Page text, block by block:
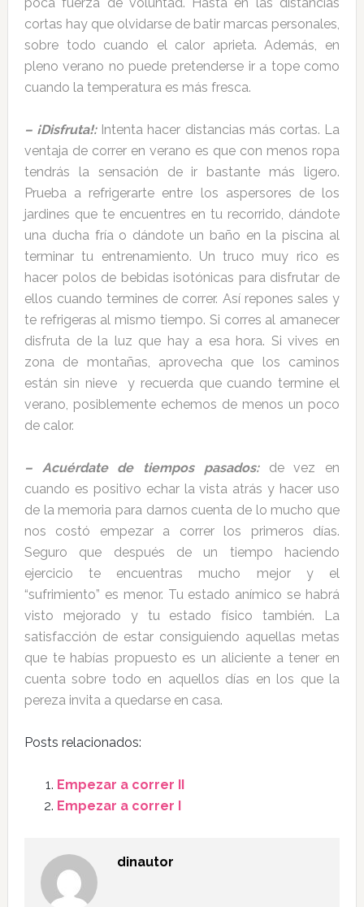
cortas hay que olvidarse de batir marcas personales,
sobre todo cuando el calor aprieta. Además, en
pleno verano no puede pretenderse ir a tope como
cuando la temperatura es más fresca.
– ¡Disfruta!:Intenta hacer distancias más cortas. La
ventaja de correr en verano es que con menos ropa
tendrás la sensación de ir bastante más ligero.
Prueba a refrigerarte entre los aspersores de los
jardines que te encuentres en tu recorrido, dándote
una ducha fría o dándote un baño en la piscina al
terminar tu entrenamiento. Un truco muy rico es
hacer polos de bebidas isotónicas para disfrutar de
ellos cuando termines de correr. Así repones sales y
te refrigeras al mismo tiempo. Si corres al amanecer
disfruta de la luz que hay a esa hora. Si vives en
zona de montañas, aprovecha que los caminos
están sin nieve y recuerda que cuando termine el
verano, posiblemente echemos de menos un poco
de calor.
– Acuérdate de tiempos pasados:de vez en
cuando es positivo echar la vista atrás y hacer uso
de la memoria para darnos cuenta de lo mucho que
nos costó empezar a correr los primeros días.
Seguro que después de un tiempo haciendo
ejercicio te encuentras mucho mejor y el
“sufrimiento” es menor. Tu estado anímico se habrá
visto mejorado y tu estado físico también. La
satisfacción de estar consiguiendo aquellas metas
que te habías propuesto es un aliciente a tener en
cuenta sobre todo en aquellos días en los que la
pereza invita a quedarse en casa.
Posts relacionados:
Empezar a correr II
Empezar a correr I
dinautor